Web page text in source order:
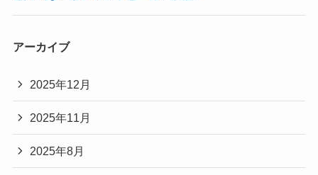
アーカイブ
2025年12月
2025年11月
2025年8月